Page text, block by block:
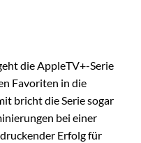
die AppleTV+-Serie
Favoriten in die
bricht die Serie sogar
bei einer
Erfolg für